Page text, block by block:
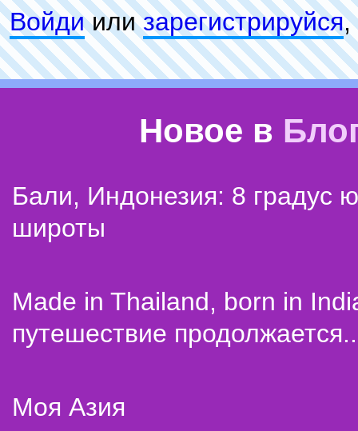
Войдиилизарeгиcтpируйся,
Новое в
Бали, Индонезия: 8 градус
широты
Made in Thailand, born in
путешествие
Моя Азия